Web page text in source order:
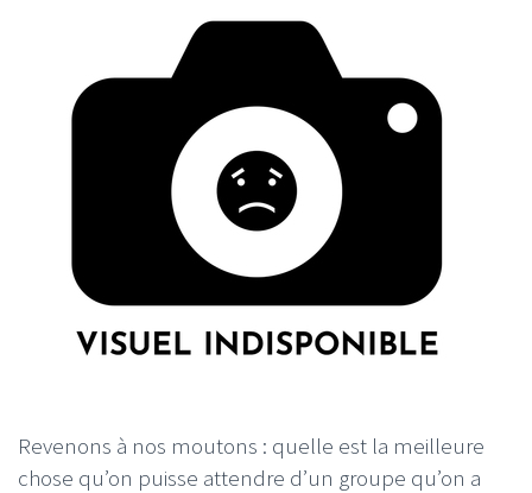
Revenons à nos moutons : quelle est la meilleure
chose qu’on puisse attendre d’un groupe qu’on a